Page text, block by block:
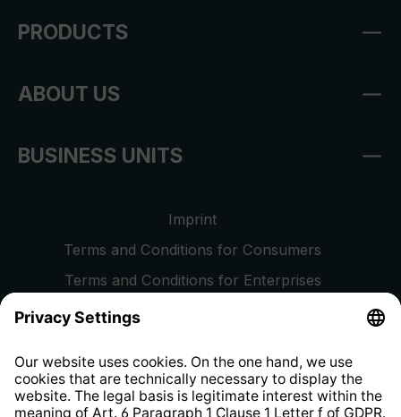
PRODUCTS
ABOUT US
BUSINESS UNITS
Imprint
Terms and Conditions for Consumers
Terms and Conditions for Enterprises
Privacy Policy
Whistleblower Protection System
Web Accessibility